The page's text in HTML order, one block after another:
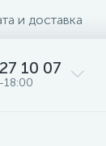
и доставка
10 07